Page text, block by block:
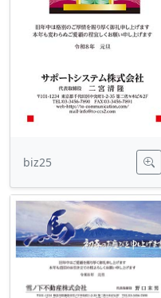
biz25